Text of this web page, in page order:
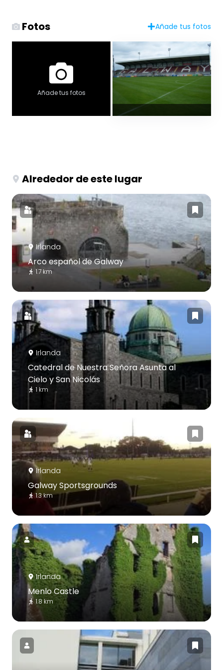
Fotos Añade tus fotos
Añade tus fotos
Alrededor de este lugar
Irlanda
Arco español de Galway
1.7 km
Irlanda
Catedral de Nuestra Señora Asunta al
Cielo y San Nicolás
1 km
Irlanda
Galway Sportsgrounds
1.3 km
Irlanda
Menlo Castle
1.8 km